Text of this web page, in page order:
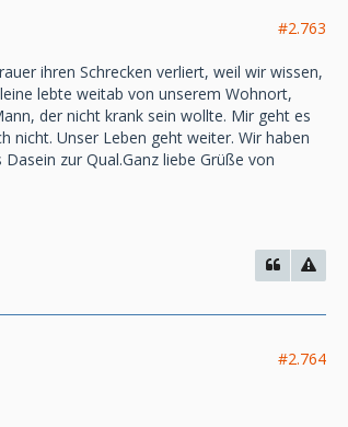
#2.763
ihren Schrecken verliert, weil wir wissen,
lebte weitab von unserem Wohnort,
der nicht krank sein wollte. Mir geht es
nicht. Unser Leben geht weiter. Wir haben
zur Qual.Ganz liebe Grüße von
#2.764